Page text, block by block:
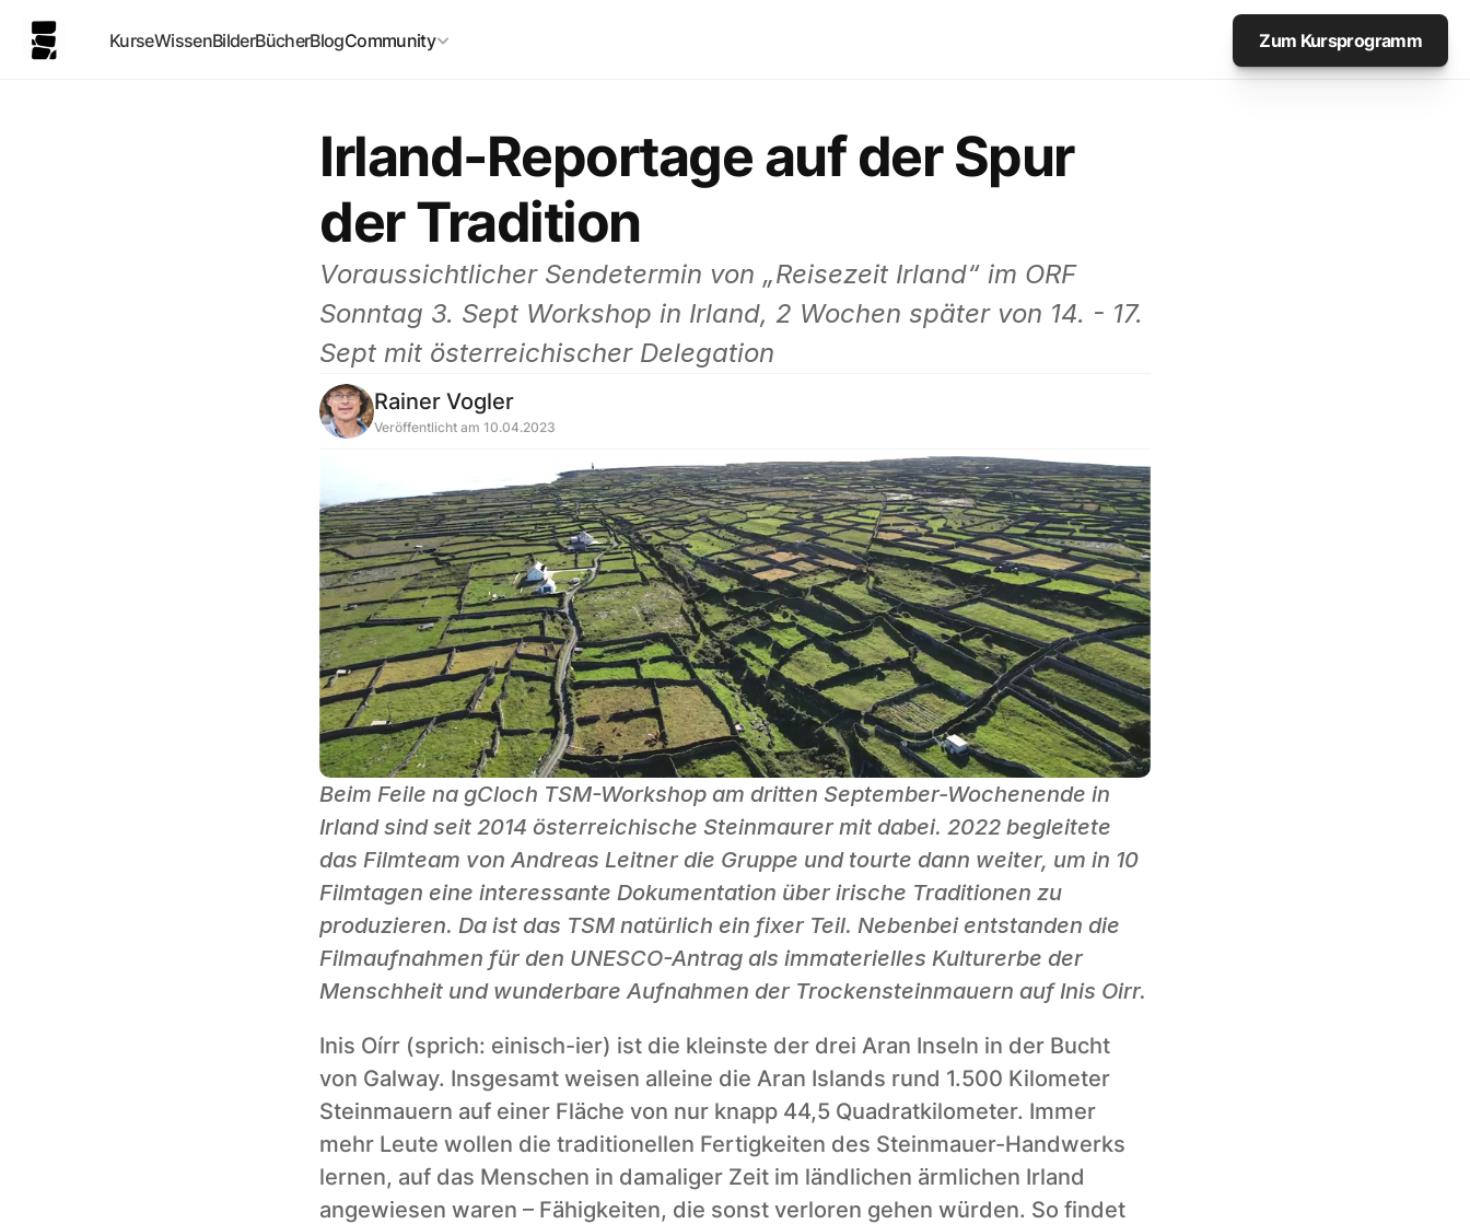
KurseWissenBilderBücherBlogCommunity Zum Kursprogramm
Irland-Reportage auf der Spur
der Tradition
Voraussichtlicher Sendetermin von „Reisezeit Irland“ im ORF
Sonntag 3. Sept Workshop in Irland, 2 Wochen später von 14. - 17.
Sept mit österreichischer Delegation
Rainer Vogler
Veröffentlicht am 10.04.2023
Beim Feile na gCloch TSM-Workshop am dritten September-Wochenende in
Irland sind seit 2014 österreichische Steinmaurer mit dabei. 2022 begleitete
das Filmteam von Andreas Leitner die Gruppe und tourte dann weiter, um in 10
Filmtagen eine interessante Dokumentation über irische Traditionen zu
produzieren. Da ist das TSM natürlich ein fixer Teil. Nebenbei entstanden die
Filmaufnahmen für den UNESCO-Antrag als immaterielles Kulturerbe der
Menschheit und wunderbare Aufnahmen der Trockensteinmauern auf Inis Oirr.
Inis Oírr (sprich: einisch-ier) ist die kleinste der drei Aran Inseln in der Bucht
von Galway. Insgesamt weisen alleine die Aran Islands rund 1.500 Kilometer
Steinmauern auf einer Fläche von nur knapp 44,5 Quadratkilometer. Immer
mehr Leute wollen die traditionellen Fertigkeiten des Steinmauer-Handwerks
lernen, auf das Menschen in damaliger Zeit im ländlichen ärmlichen Irland
angewiesen waren – Fähigkeiten, die sonst verloren gehen würden. So findet